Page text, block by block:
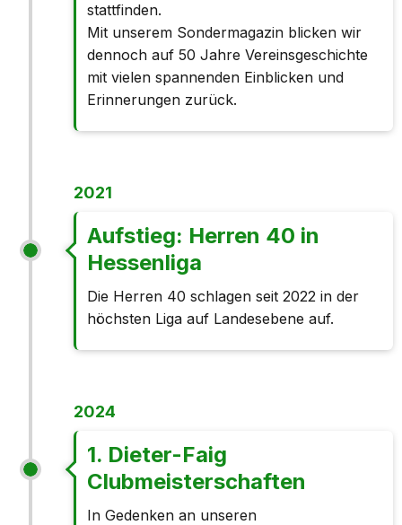
stattfinden.
Mit unserem Sondermagazin blicken wir
dennoch auf 50 Jahre Vereinsgeschichte
mit vielen spannenden Einblicken und
Erinnerungen zurück.
2021
Aufstieg: Herren 40 in
Hessenliga
Die Herren 40 schlagen seit 2022 in der
höchsten Liga auf Landesebene auf.
2024
1. Dieter-Faig
Clubmeisterschaften
In Gedenken an unseren